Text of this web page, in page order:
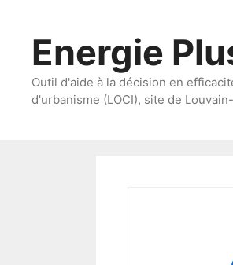
contenuEnergie
Outil d'aide à la décision en
d'urbanisme (LOCI), site de